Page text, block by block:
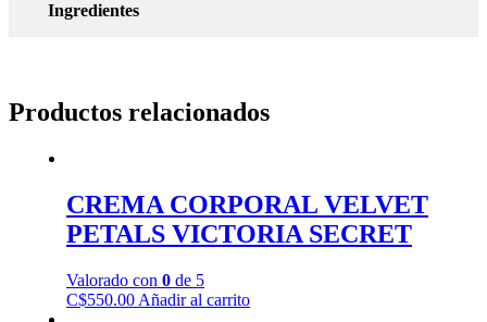
Ingredientes
Productos relacionados
CREMA CORPORAL VELVET
PETALS VICTORIA SECRET
Valorado con 0de 5
C$550.00 Añadir al carrito